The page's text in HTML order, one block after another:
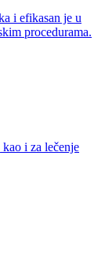
i efikasan je u
procedurama.
i za lečenje